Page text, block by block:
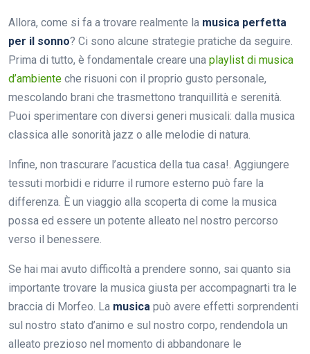
Allora, come si fa a trovare realmente la musica perfetta
per il sonno? Ci sono alcune strategie pratiche da seguire.
Prima di tutto, è fondamentale creare una playlist di musica
d’ambiente che risuoni con il proprio gusto personale,
mescolando brani che trasmettono tranquillità e serenità.
Puoi sperimentare con diversi generi musicali: dalla musica
classica alle sonorità jazz o alle melodie di natura.
Infine, non trascurare l’acustica della tua casa!. Aggiungere
tessuti morbidi e ridurre il rumore esterno può fare la
differenza. È un viaggio alla scoperta di come la musica
possa ed essere un potente alleato nel nostro percorso
verso il benessere.
Se hai mai avuto difficoltà a prendere sonno, sai quanto sia
importante trovare la musica giusta per accompagnarti tra le
braccia di Morfeo. La musica può avere effetti sorprendenti
sul nostro stato d’animo e sul nostro corpo, rendendola un
alleato prezioso nel momento di abbandonare le